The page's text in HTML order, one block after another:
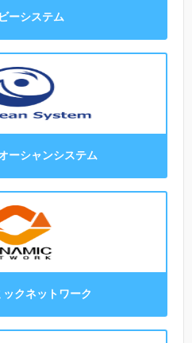
ーシステム
ーシャンシステム
ックネットワーク